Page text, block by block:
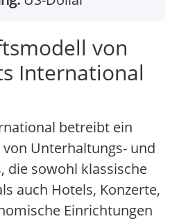
von
International
betreibt ein
Unterhaltungs- und
die sowohl klassische
auch Hotels, Konzerte,
Einrichtungen